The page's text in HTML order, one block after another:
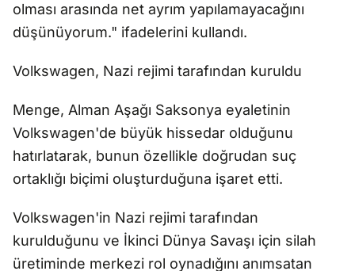
olması arasında net ayrım yapılamayacağını
düşünüyorum." ifadelerini kullandı.
Volkswagen, Nazi rejimi tarafından kuruldu
Menge, Alman Aşağı Saksonya eyaletinin
Volkswagen'de büyük hissedar olduğunu
hatırlatarak, bunun özellikle doğrudan suç
ortaklığı biçimi oluşturduğuna işaret etti.
Volkswagen'in Nazi rejimi tarafından
kurulduğunu ve İkinci Dünya Savaşı için silah
üretiminde merkezi rol oynadığını anımsatan